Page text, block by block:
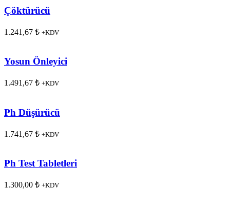
Çöktürücü
1.241,67 ₺ +KDV
Yosun Önleyici
1.491,67 ₺ +KDV
Ph Düşürücü
1.741,67 ₺ +KDV
Ph Test Tabletleri
1.300,00 ₺ +KDV